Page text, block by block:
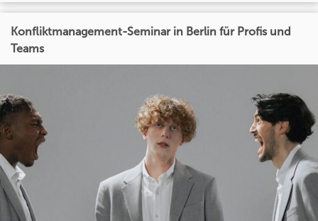
Konfliktmanagement-Seminar in Berlin für Profis und
Teams